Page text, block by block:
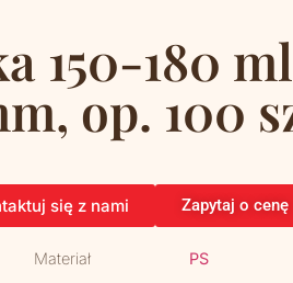
150-180 ml
op. 100
się z nami Zapytaj o cenę
Materiał PS